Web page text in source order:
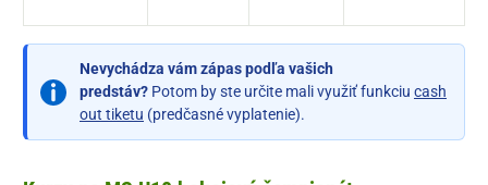
Nevychádza vám zápas podľa vašich
predstáv? Potom by ste určite mali využiť funkciu cash
out tiketu (predčasné vyplatenie).